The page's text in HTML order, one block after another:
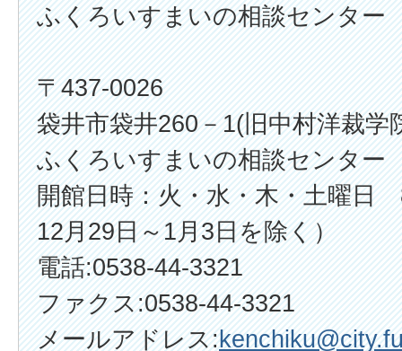
ふくろいすまいの相談センター
〒437-0026
袋井市袋井260－1(旧中村洋裁学
ふくろいすまいの相談センター
開館日時：火・水・木・土曜日
12月29日～1月3日を除く）
電話:0538-44-3321
ファクス:0538-44-3321
メールアドレス: